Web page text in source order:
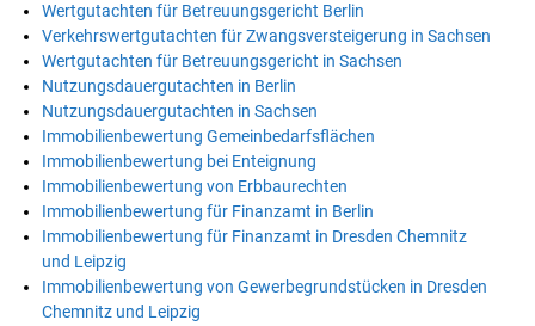
Wertgutachten für Betreuungsgericht Berlin
Verkehrswertgutachten für Zwangsversteigerung in Sachsen
Wertgutachten für Betreuungsgericht in Sachsen
Nutzungsdauergutachten in Berlin
Nutzungsdauergutachten in Sachsen
Immobilienbewertung Gemeinbedarfsflächen
Immobilienbewertung bei Enteignung
Immobilienbewertung von Erbbaurechten
Immobilienbewertung für Finanzamt in Berlin
Immobilienbewertung für Finanzamt in Dresden Chemnitz
und Leipzig
Immobilienbewertung von Gewerbegrundstücken in Dresden
Chemnitz und Leipzig